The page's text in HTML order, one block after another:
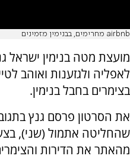
airbnb מחרימים, בבנימין מזמינים
מועצת מטה בנימין ישראל
לאפליה ולגזענות ואוהב
בצימרים בחבל בנימין.
שהחליטה אתמול (שני),
מהאתר את הדירות